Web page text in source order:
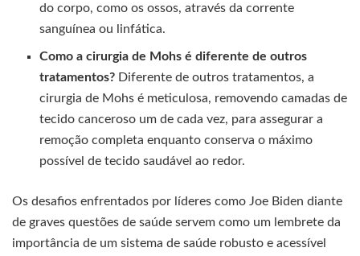
do corpo, como os ossos, através da corrente
sanguínea ou linfática.
Como a cirurgia de Mohs é diferente de outros
tratamentos? Diferente de outros tratamentos, a
cirurgia de Mohs é meticulosa, removendo camadas de
tecido canceroso um de cada vez, para assegurar a
remoção completa enquanto conserva o máximo
possível de tecido saudável ao redor.
Os desafios enfrentados por líderes como Joe Biden diante
de graves questões de saúde servem como um lembrete da
importância de um sistema de saúde robusto e acessível